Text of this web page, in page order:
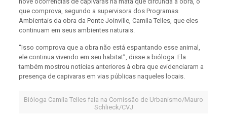
que comprova, segundo a supervisora dos Programas
Ambientais da obra da Ponte Joinville, Camila Telles, que eles
continuam em seus ambientes naturais.
“Isso comprova que a obra não está espantando esse animal,
ele continua vivendo em seu habitat”, disse a bióloga. Ela
também mostrou notícias anteriores à obra que evidenciaram a
presença de capivaras em vias públicas naqueles locais.
Bióloga Camila Telles fala na Comissão de Urbanismo/Mauro
Schlieck/CVJ